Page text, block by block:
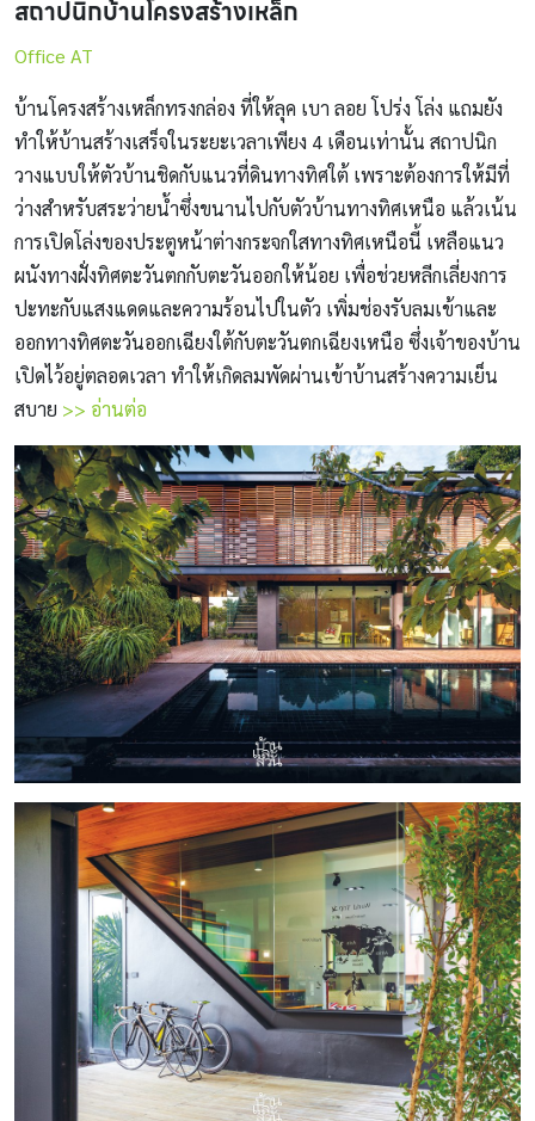
สถาปนิกบ้านโครงสร้างเหล็ก
Office AT
บ้านโครงสร้างเหล็กทรงกล่อง ที่ให้ลุค เบา ลอย โปร่ง โล่ง แถมยัง
ทำให้บ้านสร้างเสร็จในระยะเวลาเพียง 4 เดือนเท่านั้น สถาปนิก
วางแบบให้ตัวบ้านชิดกับแนวที่ดินทางทิศใต้ เพราะต้องการให้มีที่
ว่างสำหรับสระว่ายน้ำซึ่งขนานไปกับตัวบ้านทางทิศเหนือ แล้วเน้น
การเปิดโล่งของประตูหน้าต่างกระจกใสทางทิศเหนือนี้ เหลือแนว
ผนังทางฝั่งทิศตะวันตกกับตะวันออกให้น้อย เพื่อช่วยหลีกเลี่ยงการ
ปะทะกับแสงแดดและความร้อนไปในตัว เพิ่มช่องรับลมเข้าและ
ออกทางทิศตะวันออกเฉียงใต้กับตะวันตกเฉียงเหนือ ซึ่งเจ้าของบ้าน
เปิดไว้อยู่ตลอดเวลา ทำให้เกิดลมพัดผ่านเข้าบ้านสร้างความเย็น
สบาย >> อ่านต่อ